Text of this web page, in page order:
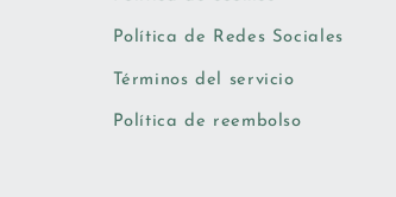
Política de Redes Sociales
Términos del servicio
Política de reembolso